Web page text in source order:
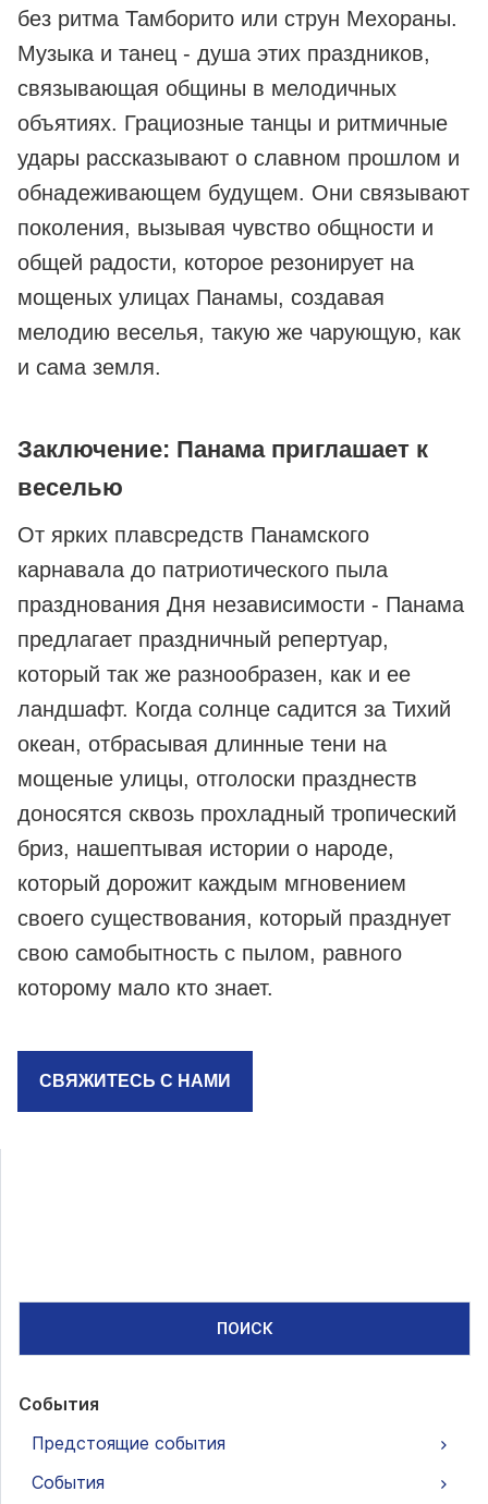
без ритма Тамборито или струн Мехораны.
Музыка и танец - душа этих праздников,
связывающая общины в мелодичных
объятиях. Грациозные танцы и ритмичные
удары рассказывают о славном прошлом и
обнадеживающем будущем. Они связывают
поколения, вызывая чувство общности и
общей радости, которое резонирует на
мощеных улицах Панамы, создавая
мелодию веселья, такую же чарующую, как
и сама земля.
Заключение: Панама приглашает к
веселью
От ярких плавсредств Панамского
карнавала до патриотического пыла
празднования Дня независимости - Панама
предлагает праздничный репертуар,
который так же разнообразен, как и ее
ландшафт. Когда солнце садится за Тихий
океан, отбрасывая длинные тени на
мощеные улицы, отголоски празднеств
доносятся сквозь прохладный тропический
бриз, нашептывая истории о народе,
который дорожит каждым мгновением
своего существования, который празднует
свою самобытность с пылом, равного
которому мало кто знает.
СВЯЖИТЕСЬ С НАМИ
ПОИСК
События
Предстоящие события
События